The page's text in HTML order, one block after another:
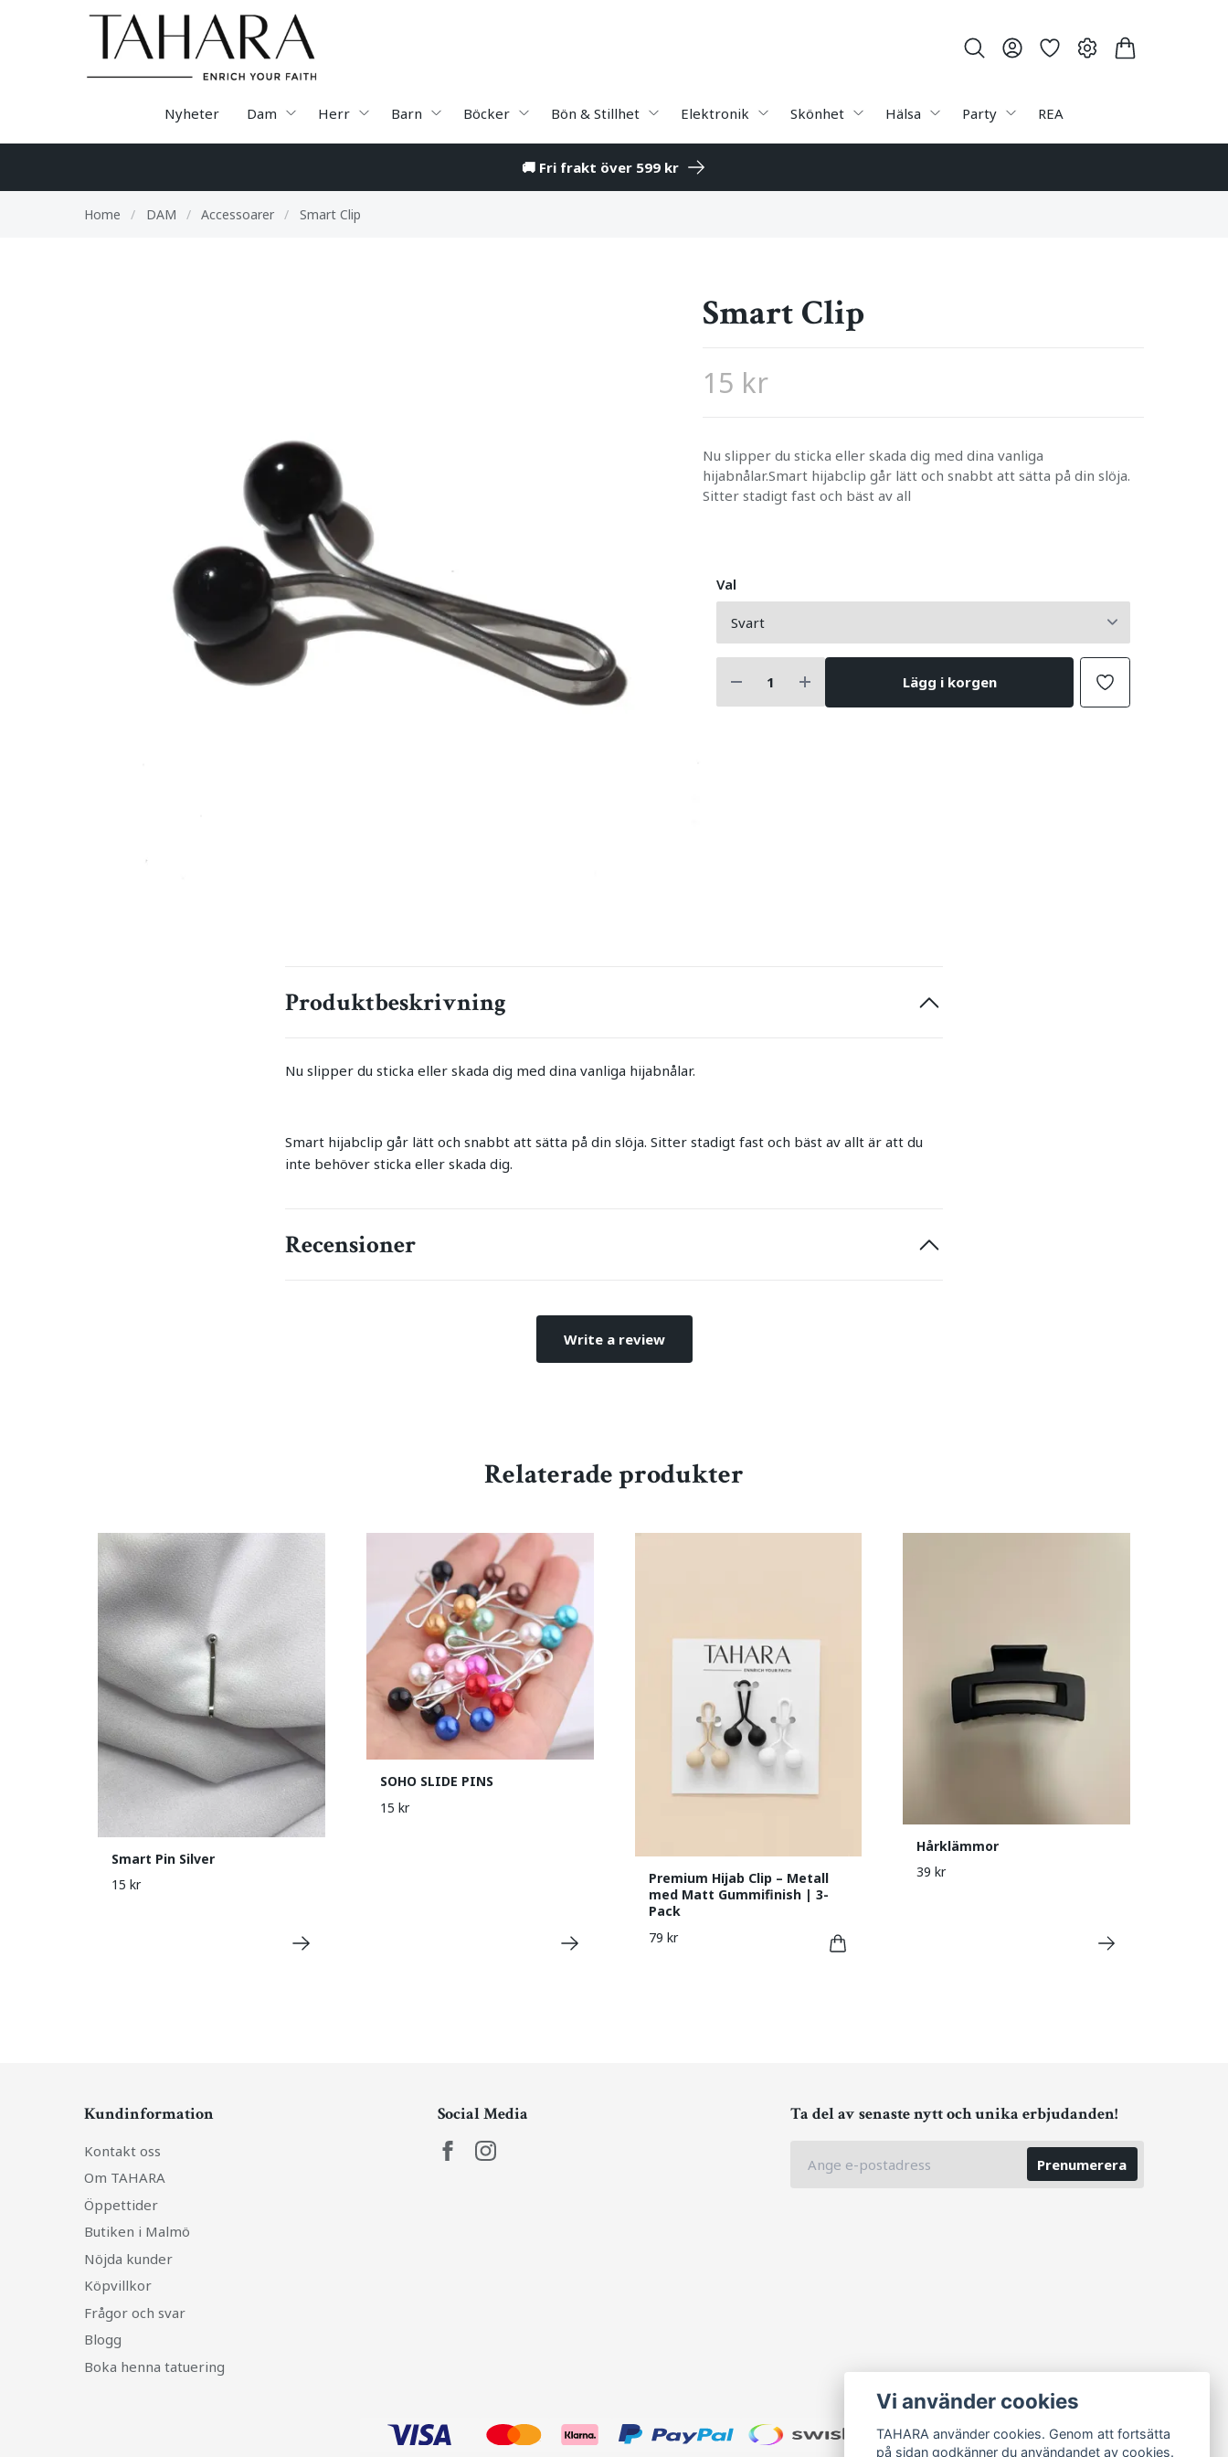
Nyheter Dam Herr Barn Böcker Bön & Stillhet Elektronik Skönhet Hälsa Party REA
🚚 Fri frakt över 599 kr
Home / DAM / Accessoarer / Smart Clip
Smart Clip
15 kr
Nu slipper du sticka eller skada dig med dina vanliga
hijabnålar.Smart hijabclip går lätt och snabbt att sätta på din slöja.
Sitter stadigt fast och bäst av all
Val
Lägg i korgen
Produktbeskrivning
Nu slipper du sticka eller skada dig med dina vanliga hijabnålar.
Smart hijabclip går lätt och snabbt att sätta på din slöja. Sitter stadigt fast och bäst av allt är att du
inte behöver sticka eller skada dig.
Recensioner
Write a review
Relaterade produkter
Smart Pin Silver
15 kr
SOHO SLIDE PINS
15 kr
Premium Hijab Clip – Metall
med Matt Gummifinish | 3-
Pack
79 kr
Hårklämmor
39 kr
Kundinformation
Kontakt oss
Om TAHARA
Öppettider
Butiken i Malmö
Nöjda kunder
Köpvillkor
Frågor och svar
Blogg
Boka henna tatuering
Social Media Ta del av senaste nytt och unika erbjudanden!
Prenumerera
Vi använder cookies
TAHARA använder cookies. Genom att fortsätta
på sidan godkänner du användandet av cookies.